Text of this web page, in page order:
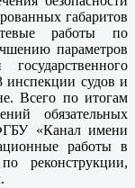
габаритов
работы по
параметров
инспекции судов и
Всего по итогам
обязательных
«Канал имени
работы в
реконструкции,